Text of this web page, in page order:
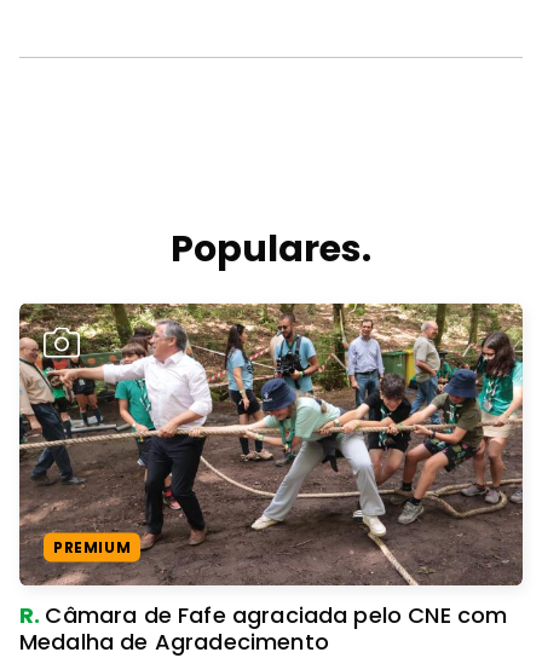
Populares.
PREMIUM
R. Câmara de Fafe agraciada pelo CNE com
Medalha de Agradecimento